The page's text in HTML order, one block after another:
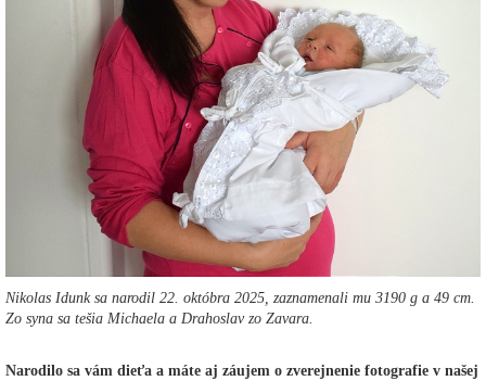
Nikolas Idunk sa narodil 22. októbra 2025, zaznamenali mu 3190 g a 49 cm.
Zo syna sa tešia Michaela a Drahoslav zo Zavara.
Narodilo sa vám dieťa a máte aj záujem o zverejnenie fotografie v našej